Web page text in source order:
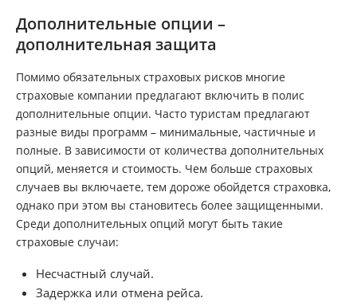
Дополнительные опции –
дополнительная защита
Помимо обязательных страховых рисков многие
страховые компании предлагают включить в полис
дополнительные опции. Часто туристам предлагают
разные виды программ – минимальные, частичные и
полные. В зависимости от количества дополнительных
опций, меняется и стоимость. Чем больше страховых
случаев вы включаете, тем дороже обойдется страховка,
однако при этом вы становитесь более защищенными.
Среди дополнительных опций могут быть такие
страховые случаи:
Несчастный случай.
Задержка или отмена рейса.